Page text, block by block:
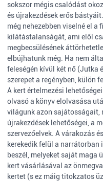
sokszor mégis csalódást
és újrakezdések erős
még nehezebben viselné el
kilátástalanságát, ami elől
megbecsülésének
elbújhatunk még. Ha nem
feleségén kívül két nő (Jutka
szerepet a regényben, külön
A kert értelmezési
olvasó a könyv elolvasása
világunk azon sajátosságait,
újrakezdések lehetőségei, a
szervezőelvek. A várakozás
kerekedik felül a narrátorban
beszél, melyeket saját maga
kert vásárlásával az
kertet (s ez máig titokzatos